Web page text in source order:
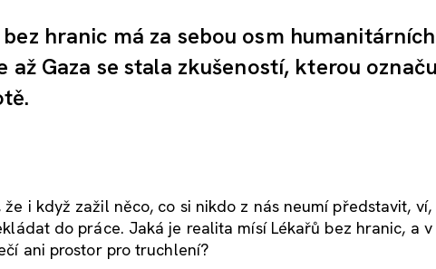
hranic má za sebou osm humanitárních
až Gaza se stala zkušeností, kterou
i když zažil něco, co si nikdo z nás neumí představit, ví,
do práce. Jaká je realita mísí Lékařů bez hranic, a v
ani prostor pro truchlení?